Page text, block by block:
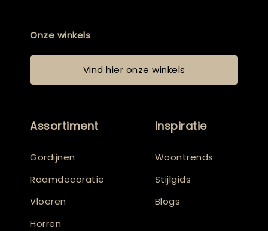
Onze winkels
Vind hier onze winkels
Assortiment
Gordijnen
Raamdecoratie
Vloeren
Horren
Inspiratie
Woontrends
Stijlgids
Blogs